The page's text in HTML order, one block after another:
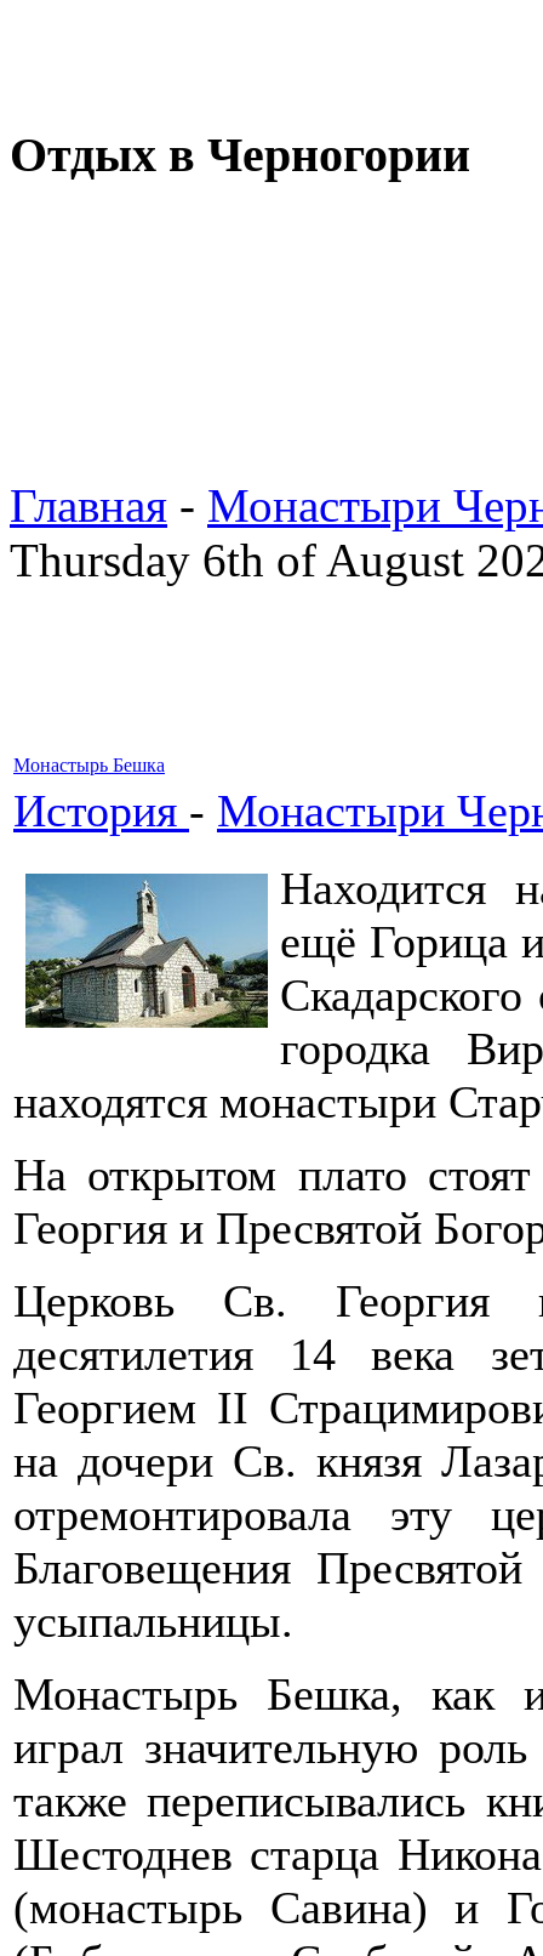
Отдых в Черногории
Главная - Монастыри
Thursday 6th of August
Монастырь Бешка
История - Монастыри
Находится
ещё Горица
городка
находятся монастыри
На открытом плато
Георгия и Пресвятой
Церковь Св. Георгия
десятилетия 14 века
Георгием II
на дочери Св. князя
отремонтировала эту
Благовещения
усыпальницы.
Монастырь Бешка, как
играл значительную
также переписывались
Шестоднев старца
(монастырь Савина) и